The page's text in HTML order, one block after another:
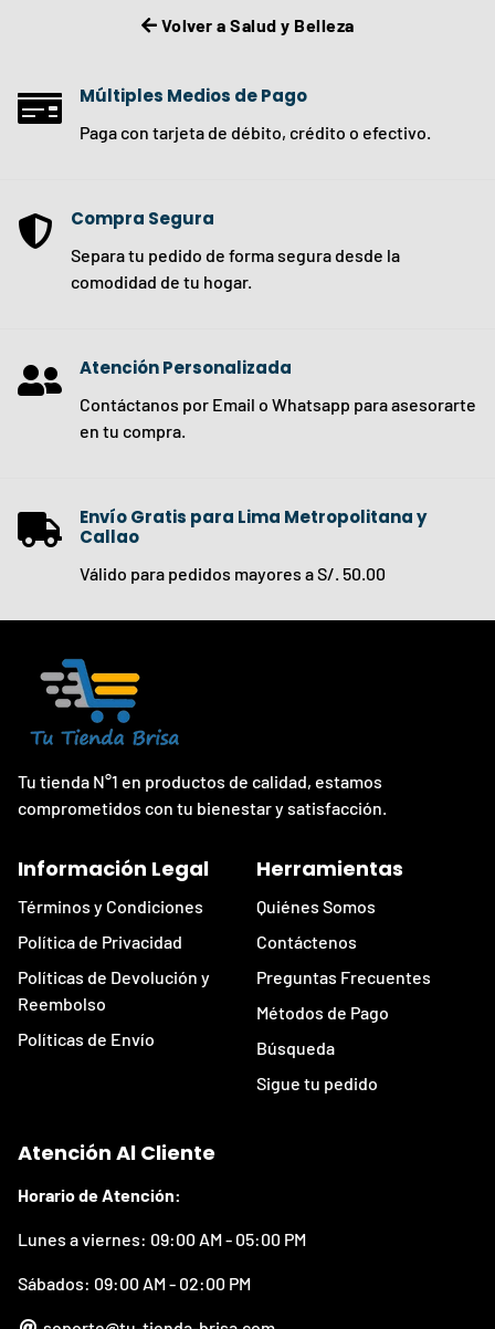
Volver a Salud y Belleza
Múltiples Medios de Pago
Paga con tarjeta de débito, crédito o efectivo.
Compra Segura
Separa tu pedido de forma segura desde la
comodidad de tu hogar.
Atención Personalizada
Contáctanos por Email o Whatsapp para asesorarte
en tu compra.
Envío Gratis para Lima Metropolitana y
Callao
Válido para pedidos mayores a S/. 50.00
Tu tienda N°1 en productos de calidad, estamos
comprometidos con tu bienestar y satisfacción.
Información Legal
Términos y Condiciones
Política de Privacidad
Políticas de Devolución y
Reembolso
Políticas de Envío
Herramientas
Quiénes Somos
Contáctenos
Preguntas Frecuentes
Métodos de Pago
Búsqueda
Sigue tu pedido
Atención Al Cliente
Horario de Atención:
Lunes a viernes: 09:00 AM - 05:00 PM
Sábados: 09:00 AM - 02:00 PM